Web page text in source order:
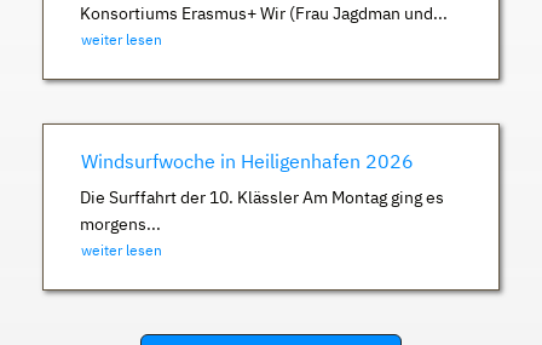
Konsortiums Erasmus+ Wir (Frau Jagdman und...
weiter lesen
Windsurfwoche in Heiligenhafen 2026
Die Surffahrt der 10. Klässler Am Montag ging es
morgens...
weiter lesen